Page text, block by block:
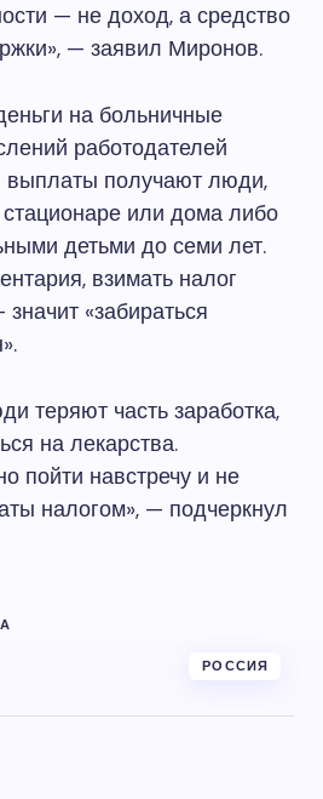
— не доход, а средство
— заявил Миронов.
на больничные
работодателей
получают люди,
или дома либо
детьми до семи лет.
взимать налог
«забираться
теряют часть заработка,
на лекарства.
пойти навстречу и не
налогом», — подчеркнул
РОССИЯ